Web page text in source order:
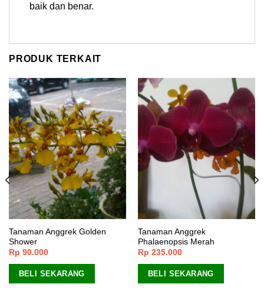
baik dan benar.
PRODUK TERKAIT
Tanaman Anggrek Golden
Shower
Rp 90.000
BELI SEKARANG
Tanaman Anggrek
Phalaenopsis Merah
Rp 235.000
BELI SEKARANG